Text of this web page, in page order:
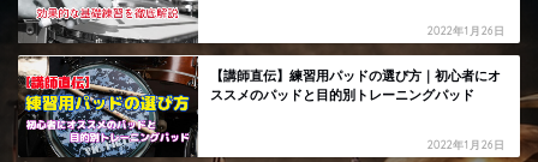
2022年1月26日
【講師直伝】練習用パッドの選び方｜初心者にオ
ススメのパッドと目的別トレーニングパッド
2022年1月26日